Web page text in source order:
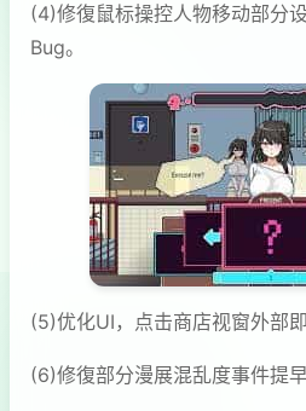
(4)修復鼠标操控人物移动部分
Bug。
(5)优化UI，点击商店视窗外部即
(6)修復部分漫展混乱度事件提